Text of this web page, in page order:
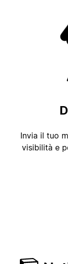
Invia il tuo
visibilità e